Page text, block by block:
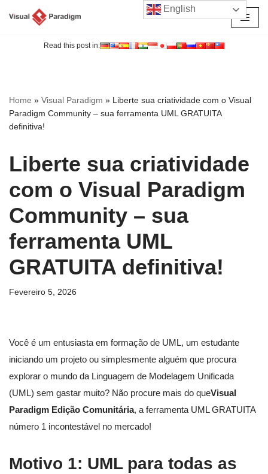
Read this post in:
Home » Visual Paradigm » Liberte sua criatividade com o Visual
Paradigm Community – sua ferramenta UML GRATUITA
definitiva!
Liberte sua criatividade
com o Visual Paradigm
Community – sua
ferramenta UML
GRATUITA definitiva!
Fevereiro 5, 2026
Você é um entusiasta em formação de UML, um estudante
iniciando um projeto ou simplesmente alguém que procura
explorar o mundo da Linguagem de Modelagem Unificada
(UML) sem gastar muito? Não procure mais do queVisual
Paradigm Edição Comunitária, a ferramenta UML GRATUITA
número 1 incontestável no mercado!
Motivo 1: UML para todas as
English